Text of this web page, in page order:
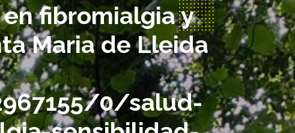
fibromialgia y
Maria de Lleida
0/salud-